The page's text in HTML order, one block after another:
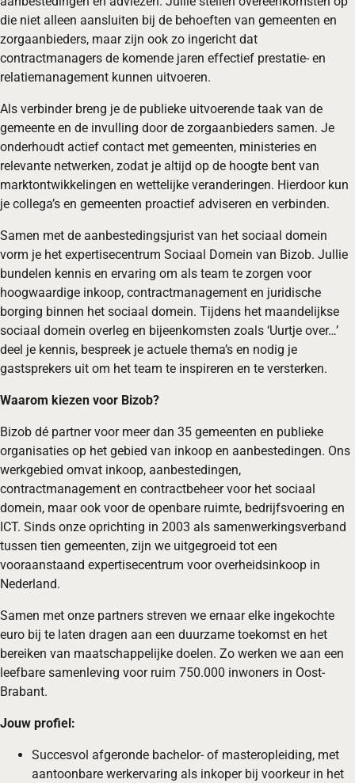
die niet alleen aansluiten bij de behoeften van gemeenten en
zorgaanbieders, maar zijn ook zo ingericht dat
contractmanagers de komende jaren effectief prestatie- en
relatiemanagement kunnen uitvoeren.
Als verbinder breng je de publieke uitvoerende taak van de
gemeente en de invulling door de zorgaanbieders samen. Je
onderhoudt actief contact met gemeenten, ministeries en
relevante netwerken, zodat je altijd op de hoogte bent van
marktontwikkelingen en wettelijke veranderingen. Hierdoor kun
je collega’s en gemeenten proactief adviseren en verbinden.
Samen met de aanbestedingsjurist van het sociaal domein
vorm je het expertisecentrum Sociaal Domein van Bizob. Jullie
bundelen kennis en ervaring om als team te zorgen voor
hoogwaardige inkoop, contractmanagement en juridische
borging binnen het sociaal domein. Tijdens het maandelijkse
sociaal domein overleg en bijeenkomsten zoals ‘Uurtje over…’
deel je kennis, bespreek je actuele thema’s en nodig je
gastsprekers uit om het team te inspireren en te versterken.
Waarom kiezen voor Bizob?
Bizob dé partner voor meer dan 35 gemeenten en publieke
organisaties op het gebied van inkoop en aanbestedingen. Ons
werkgebied omvat inkoop, aanbestedingen,
contractmanagement en contractbeheer voor het sociaal
domein, maar ook voor de openbare ruimte, bedrijfsvoering en
ICT. Sinds onze oprichting in 2003 als samenwerkingsverband
tussen tien gemeenten, zijn we uitgegroeid tot een
vooraanstaand expertisecentrum voor overheidsinkoop in
Nederland.
Samen met onze partners streven we ernaar elke ingekochte
euro bij te laten dragen aan een duurzame toekomst en het
bereiken van maatschappelijke doelen. Zo werken we aan een
leefbare samenleving voor ruim 750.000 inwoners in Oost-
Brabant.
Jouw profiel:
Succesvol afgeronde bachelor- of masteropleiding, met
aantoonbare werkervaring als inkoper bij voorkeur in het